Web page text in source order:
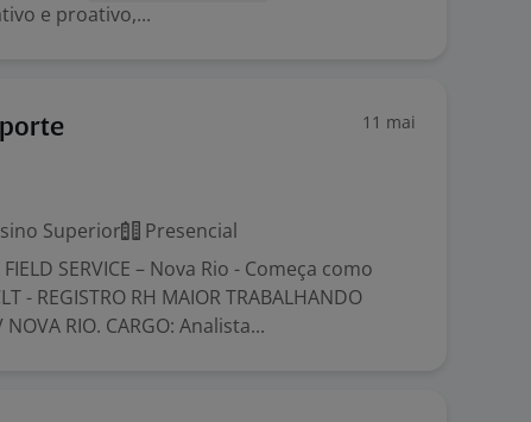
e proativo,...
11 mai
Superior
Presencial
FIELD SERVICE – Nova Rio - Começa como
- REGISTRO RH MAIOR TRABALHANDO
NOVA RIO. CARGO: Analista...